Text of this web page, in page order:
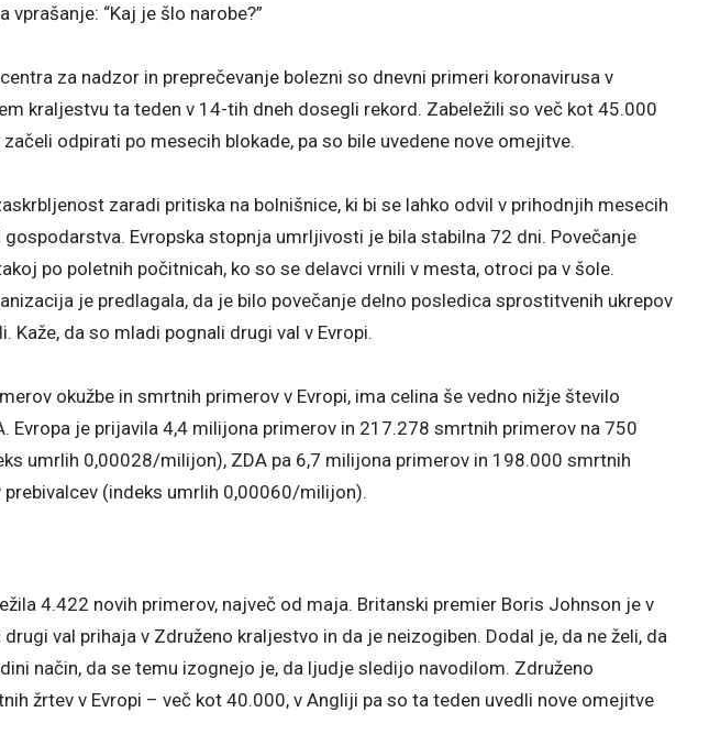
“Kaj je šlo narobe?”
za nadzor in preprečevanje bolezni so dnevni primeri koronavirusa v
kraljestvu ta teden v 14-tih dneh dosegli rekord. Zabeležili so več kot 45.000
odpirati po mesecih blokade, pa so bile uvedene nove omejitve.
zaradi pritiska na bolnišnice, ki bi se lahko odvil v prihodnjih mesecih
Evropska stopnja umrljivosti je bila stabilna 72 dni. Povečanje
po poletnih počitnicah, ko so se delavci vrnili v mesta, otroci pa v šole.
je predlagala, da je bilo povečanje delno posledica sprostitvenih ukrepov
Kaže, da so mladi pognali drugi val v Evropi.
okužbe in smrtnih primerov v Evropi, ima celina še vedno nižje število
Evropa je prijavila 4,4 milijona primerov in 217.278 smrtnih primerov na 750
umrlih 0,00028/milijon), ZDA pa 6,7 ​​milijona primerov in 198.000 smrtnih
(indeks umrlih 0,00060/milijon).
4.422 novih primerov, največ od maja. Britanski premier Boris Johnson je v
val prihaja v Združeno kraljestvo in da je neizogiben. Dodal je, da ne želi, da
način, da se temu izognejo je, da ljudje sledijo navodilom. Združeno
žrtev v Evropi – več kot 40.000, v Angliji pa so ta teden uvedli nove omejitve